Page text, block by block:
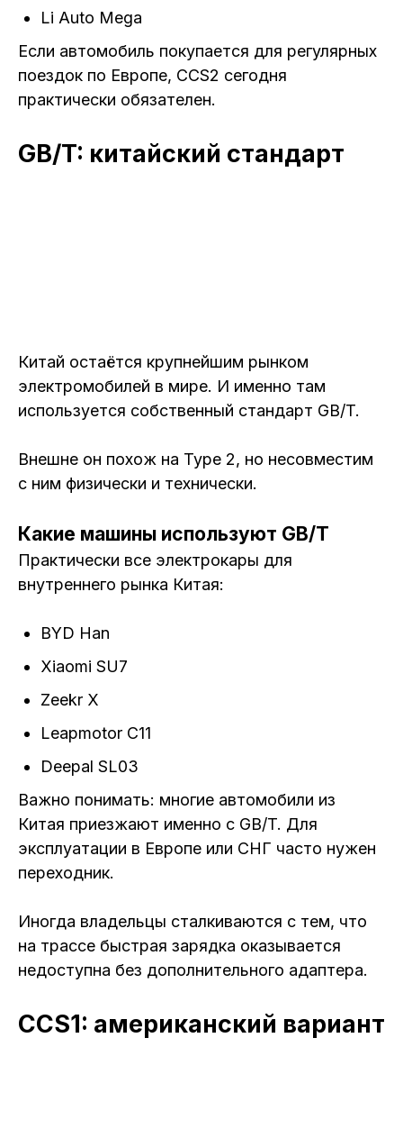
Li Auto Mega
Если автомобиль покупается для регулярных
поездок по Европе, CCS2 сегодня
практически обязателен.
GB/T: китайский стандарт
Китай остаётся крупнейшим рынком
электромобилей в мире. И именно там
используется собственный стандарт GB/T.
Внешне он похож на Type 2, но несовместим
с ним физически и технически.
Какие машины используют GB/T
Практически все электрокары для
внутреннего рынка Китая:
BYD Han
Xiaomi SU7
Zeekr X
Leapmotor C11
Deepal SL03
Важно понимать: многие автомобили из
Китая приезжают именно с GB/T. Для
эксплуатации в Европе или СНГ часто нужен
переходник.
Иногда владельцы сталкиваются с тем, что
на трассе быстрая зарядка оказывается
недоступна без дополнительного адаптера.
CCS1: американский вариант